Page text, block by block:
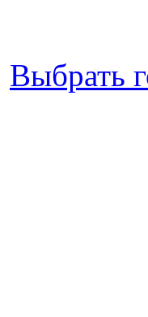
Выбрать